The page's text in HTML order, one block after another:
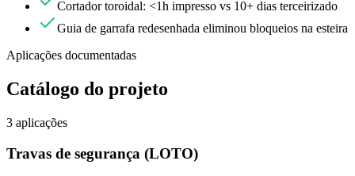
Cortador toroidal: <1h impresso vs 10+ dias terceirizado
Guia de garrafa redesenhada eliminou bloqueios na esteira
Aplicações documentadas
Catálogo do projeto
3 aplicações
Travas de segurança (LOTO)